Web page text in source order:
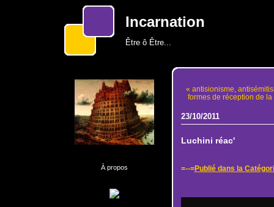
Incarnation
Être ô Être...
À propos
« antisionisme,
formes de réception de
23/10/2011
Luchini réac'
=--=Publié dans la